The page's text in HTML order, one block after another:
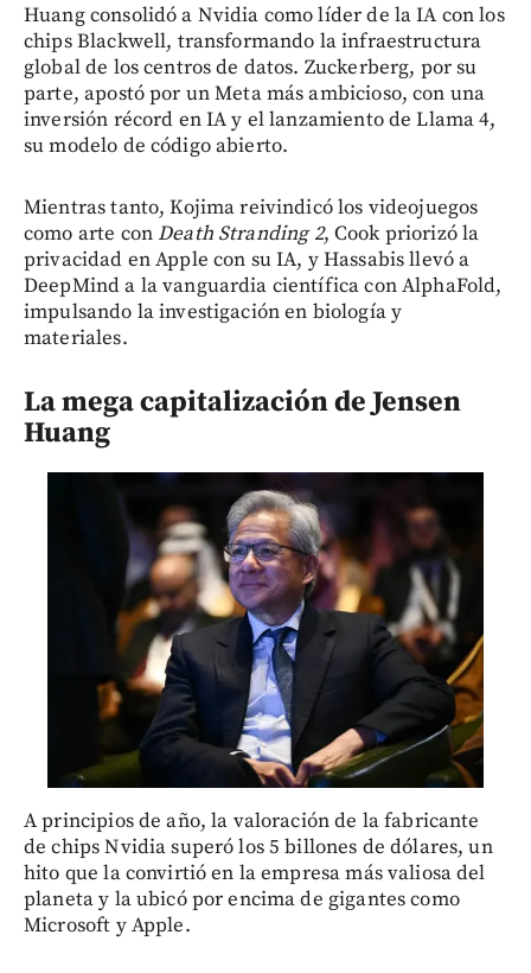
Huang consolidó a Nvidia como líder de la IA con los
chips Blackwell, transformando la infraestructura
global de los centros de datos. Zuckerberg, por su
parte, apostó por un Meta más ambicioso, con una
inversión récord en IA y el lanzamiento de Llama 4,
su modelo de código abierto.
Mientras tanto, Kojima reivindicó los videojuegos
como arte conDeath Stranding 2, Cook priorizó la
privacidad en Apple con su IA, y Hassabis llevó a
DeepMind a la vanguardia científica con AlphaFold,
impulsando la investigación en biología y
materiales.
La mega capitalización de Jensen
Huang
A principios de año, la valoración de la fabricante
de chips Nvidia superó los 5 billones de dólares, un
hito que la convirtió en la empresa más valiosa del
planeta y la ubicó por encima de gigantes como
Microsoft y Apple.